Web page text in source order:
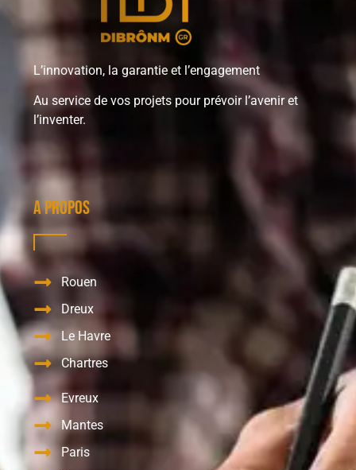
L’innovation, la garantie et l’engagement
Au service de vos projets pour prévoir l’avenir et
l’inventer.
A propos
Rouen
Dreux
Le Havre
Chartres
Evreux
Mantes
Paris